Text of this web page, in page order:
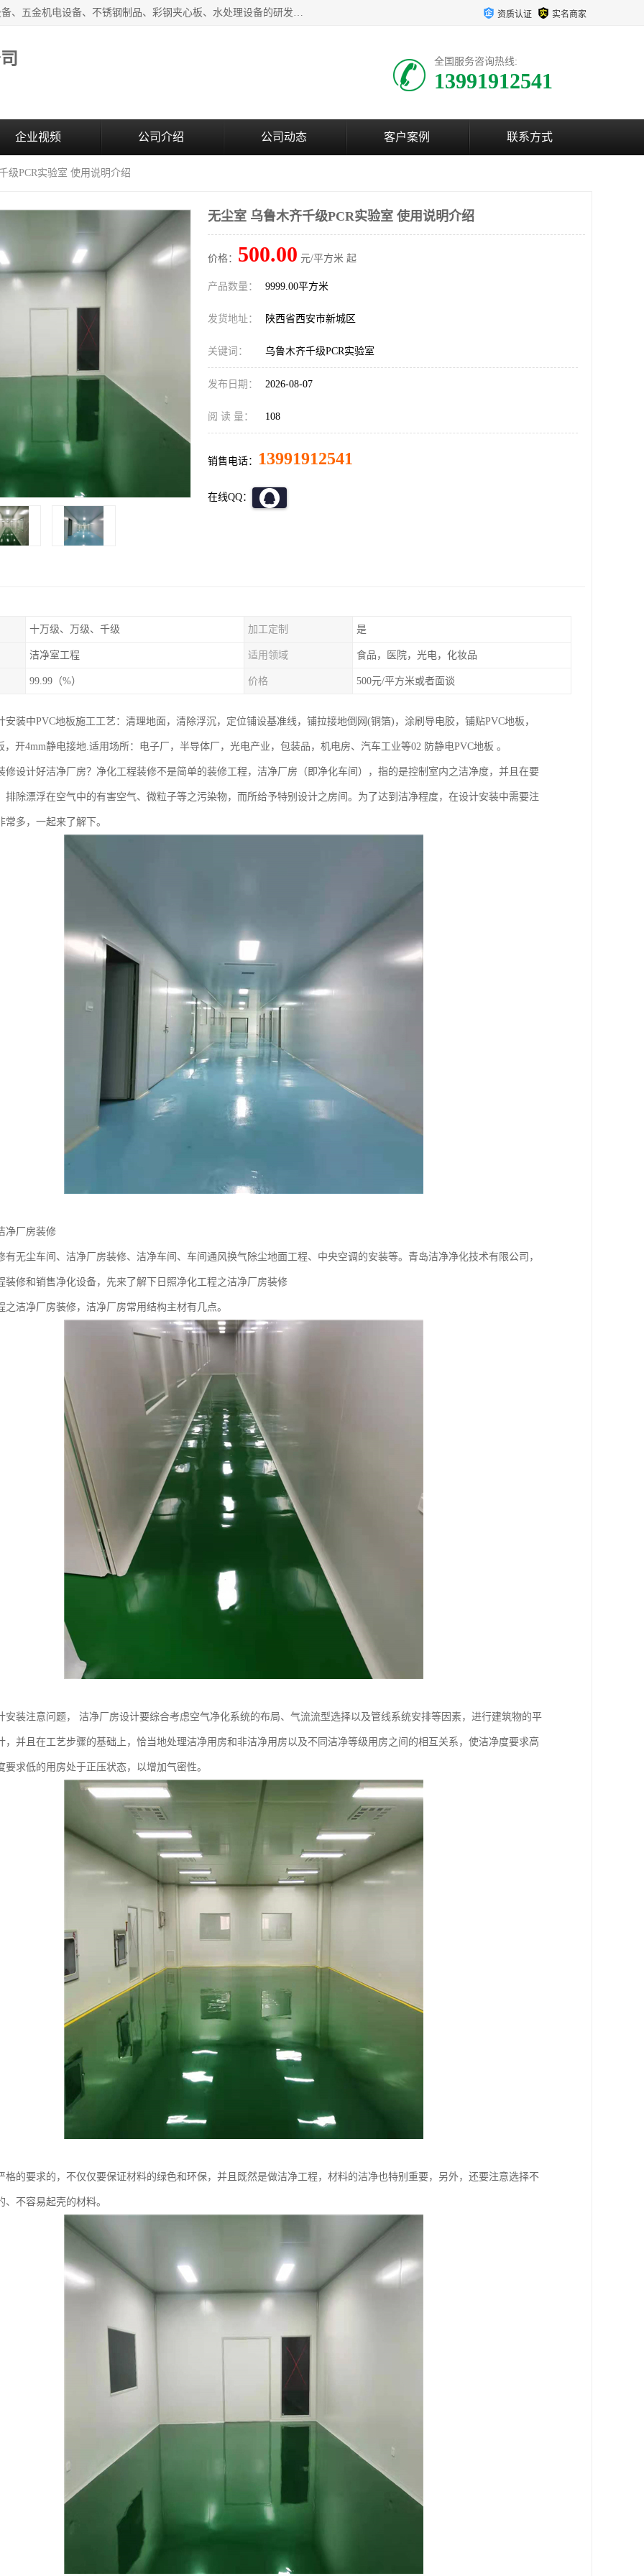
西安超润环境科技有限公司一般经营项目：净化设备、厨房设备、五金机电设备、不锈钢制品、彩钢夹心板、水处理设备的研发、销售；空气净化设备、办公设备、通风设备、建筑材料、金属材料的销售；净化工程、钢结构工程、机电设备工程的设计与施工及技术咨询服务；货物及技术的进出口的业务经营。 资质认证 实名商家
全国服务咨询热线:
13991912541
企业视频 公司介绍 公司动态 客户案例 联系方式
级PCR实验室 使用说明介绍
无尘室 乌鲁木齐千级PCR实验室 使用说明介绍
价格： 500.00 元/平方米 起
产品数量： 9999.00平方米
发货地址： 陕西省西安市新城区
关键词： 乌鲁木齐千级PCR实验室
发布日期： 2026-08-07
阅 读 量： 108
销售电话： 13991912541
在线QQ：
十万级、万级、千级 加工定制 是
洁净室工程 适用领域 食品，医院，光电，化妆品
99.99（%） 价格 500元/平方米或者面谈
安装中PVC地板施工工艺：清理地面，清除浮沉，定位铺设基准线，铺拉接地倒网(铜箔)，涂刷导电胶，铺贴PVC地板，
，开4mm静电接地.适用场所：电子厂，半导体厂，光电产业，包装品，机电房、汽车工业等02 防静电PVC地板 。
修设计好洁净厂房？净化工程装修不是简单的装修工程，洁净厂房（即净化车间），指的是控制室内之洁净度，并且在要
排除漂浮在空气中的有害空气、微粒子等之污染物，而所给予特别设计之房间。为了达到洁净程度，在设计安装中需要注
常多，一起来了解下。
净厂房装修
有无尘车间、洁净厂房装修、洁净车间、车间通风换气除尘地面工程、中央空调的安装等。青岛洁净净化技术有限公司，
装修和销售净化设备，先来了解下日照净化工程之洁净厂房装修
之洁净厂房装修，洁净厂房常用结构主材有几点。
安装注意问题， 洁净厂房设计要综合考虑空气净化系统的布局、气流流型选择以及管线系统安排等因素，进行建筑物的平
，并且在工艺步骤的基础上，恰当地处理洁净用房和非洁净用房以及不同洁净等级用房之间的相互关系，使洁净度要求高
要求低的用房处于正压状态，以增加气密性。
格的要求的，不仅仅要保证材料的绿色和环保，并且既然是做洁净工程，材料的洁净也特别重要，另外，还要注意选择不
、不容易起壳的材料。